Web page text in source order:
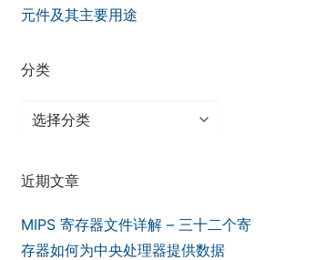
元件及其主要用途
分类
分
近期文章
MIPS 寄存器文件详解 – 三十二个寄
存器如何为中央处理器提供数据